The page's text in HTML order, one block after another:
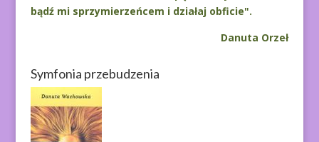
bądź mi sprzymierzeńcem i działaj obficie".
Danuta Orzeł
Symfonia przebudzenia